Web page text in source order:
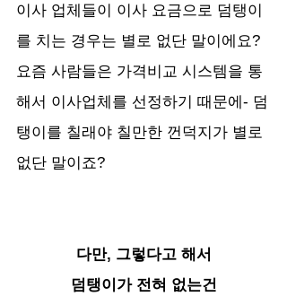
이사 업체들이 이사 요금으로 덤탱이
를 치는 경우는 별로 없단 말이에요?
요즘 사람들은 가격비교 시스템을 통
해서 이사업체를 선정하기 때문에- 덤
탱이를 칠래야 칠만한 껀덕지가 별로
없단 말이죠?
다만, 그렇다고 해서
덤탱이가 전혀 없는건